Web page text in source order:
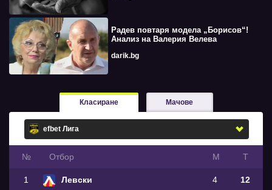
Радев повтаря модела „Борисов“!
Анализ на Валерия Велева
darik.bg
Класиране Мачове
№ Oтбор М Т
1 Левски 4 12